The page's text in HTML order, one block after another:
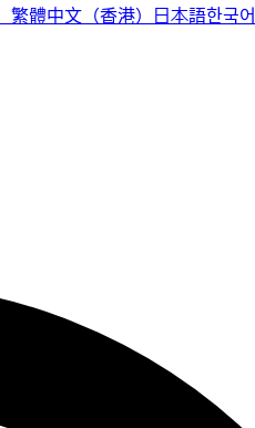
繁體中文（香港） 日本語한국어